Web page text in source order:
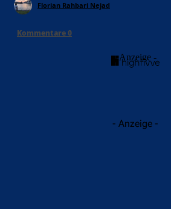
Florian Rahbari Nejad
Kommentare0
- Anzeige -
- Anzeige -